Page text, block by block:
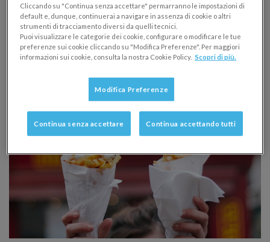
15/04/2015
Si moltiplicano i pagamenti elettronici, l’ecommerce in
Italia cresce continuamente. La digitalizzazione
Cliccando su "Continua senza accettare" permarranno le impostazioni di
default e, dunque, continuerai a navigare in assenza di cookie o altri
strumenti di tracciamento diversi da quelli tecnici.
Puoi visualizzare le categorie dei cookie, configurare o modificare le tue
preferenze sui cookie cliccando su "Modifica Preferenze". Per maggiori
informazioni sui cookie, consulta la nostra Cookie Policy. Scopri di più.
Modifica Preferenze
Continua senza accettare Continua accettando tutti